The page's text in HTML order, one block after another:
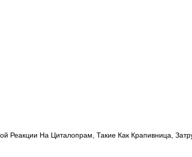
Реакции На Циталопрам, Такие Как Крапивница,